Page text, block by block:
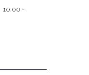
10:00 -